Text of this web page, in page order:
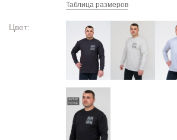
Таблица размеров
Цвет: